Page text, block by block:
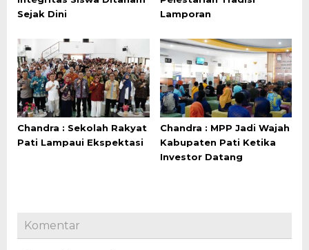
Sejak Dini
Lamporan
Chandra : Sekolah Rakyat
Pati Lampaui Ekspektasi
Chandra : MPP Jadi Wajah
Kabupaten Pati Ketika
Investor Datang
Komentar